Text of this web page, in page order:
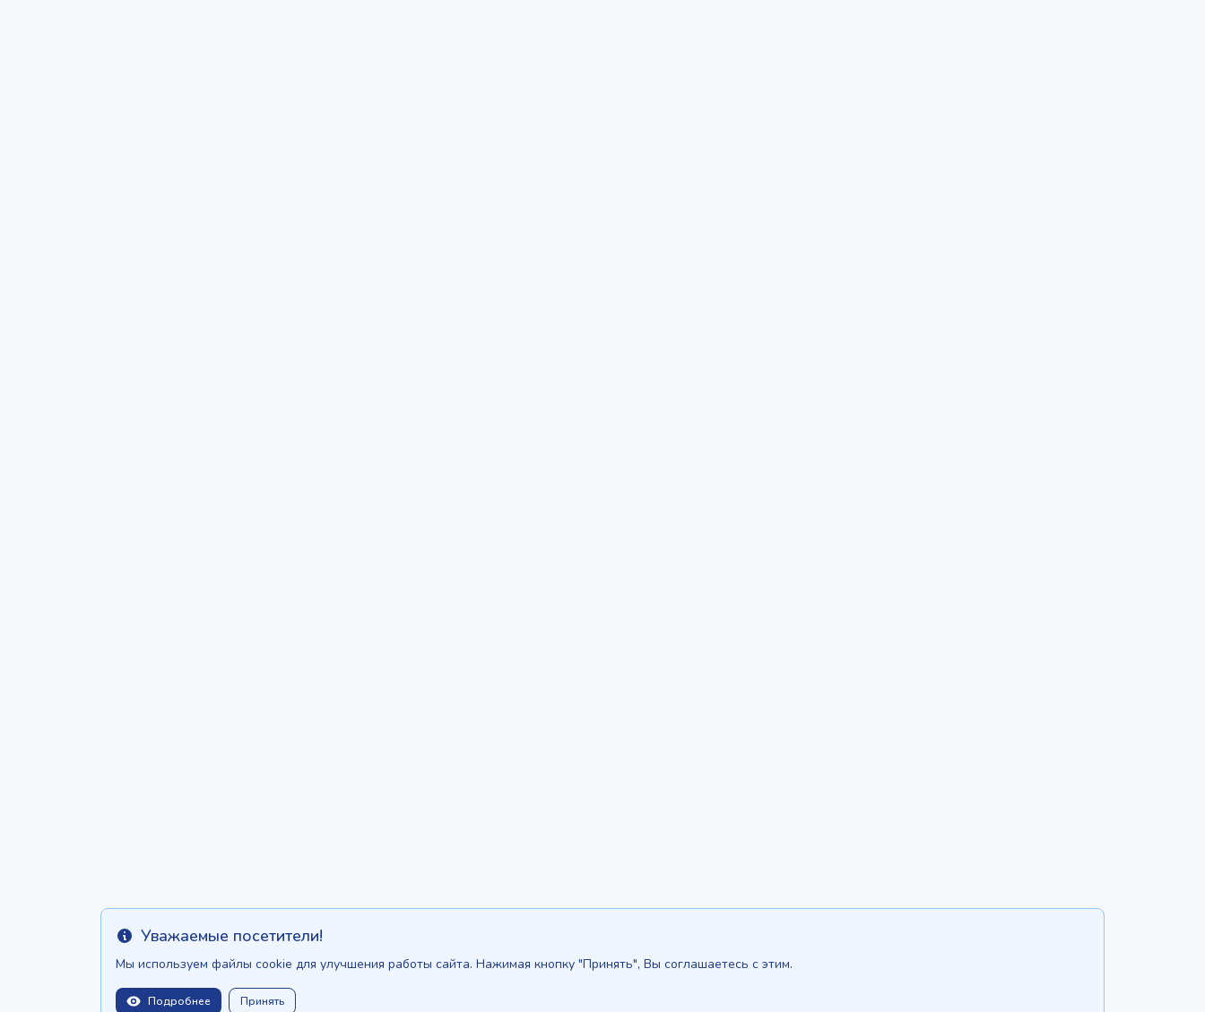
Info Уважаемые посетители!
Мы используем файлы cookie для улучшения работы сайта. Нажимая кнопку "Принять", Вы соглашаетесь с этим.
Подробнее Принять